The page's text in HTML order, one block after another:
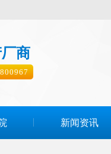
商
新闻资讯